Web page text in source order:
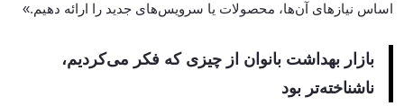
اساس نیازهای آن‌ها، محصولات یا سرویس‌های جدید را ارائه دهیم.»
بازار بهداشت بانوان از چیزی که فکر می‌کردیم،
ناشناخته‌تر بود